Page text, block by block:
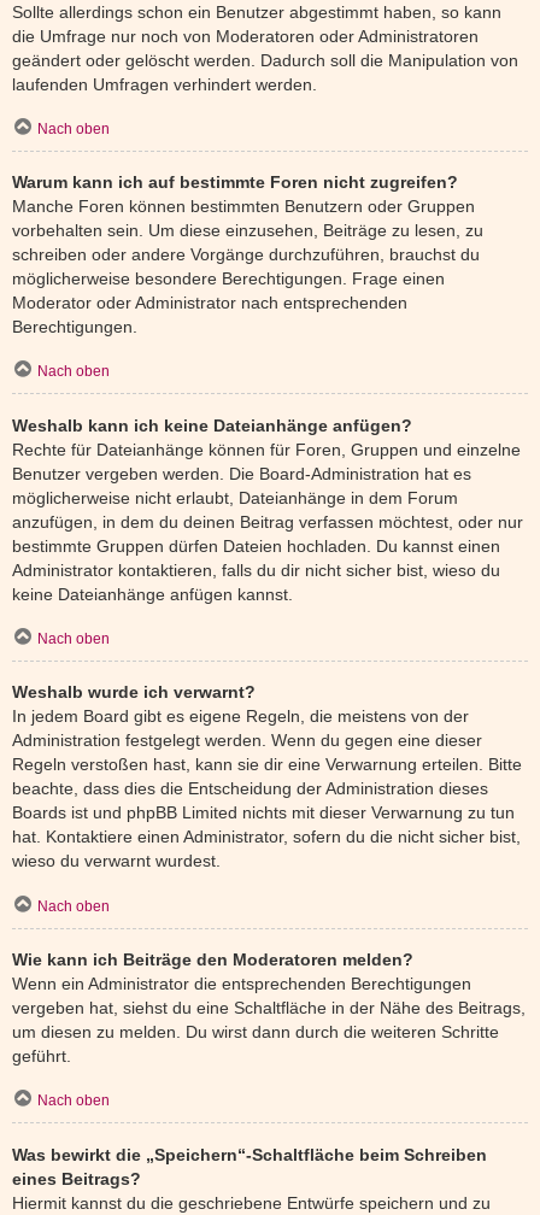
Sollte allerdings schon ein Benutzer abgestimmt haben, so kann
die Umfrage nur noch von Moderatoren oder Administratoren
geändert oder gelöscht werden. Dadurch soll die Manipulation von
laufenden Umfragen verhindert werden.
Nach oben
Warum kann ich auf bestimmte Foren nicht zugreifen?
Manche Foren können bestimmten Benutzern oder Gruppen
vorbehalten sein. Um diese einzusehen, Beiträge zu lesen, zu
schreiben oder andere Vorgänge durchzuführen, brauchst du
möglicherweise besondere Berechtigungen. Frage einen
Moderator oder Administrator nach entsprechenden
Berechtigungen.
Nach oben
Weshalb kann ich keine Dateianhänge anfügen?
Rechte für Dateianhänge können für Foren, Gruppen und einzelne
Benutzer vergeben werden. Die Board-Administration hat es
möglicherweise nicht erlaubt, Dateianhänge in dem Forum
anzufügen, in dem du deinen Beitrag verfassen möchtest, oder nur
bestimmte Gruppen dürfen Dateien hochladen. Du kannst einen
Administrator kontaktieren, falls du dir nicht sicher bist, wieso du
keine Dateianhänge anfügen kannst.
Nach oben
Weshalb wurde ich verwarnt?
In jedem Board gibt es eigene Regeln, die meistens von der
Administration festgelegt werden. Wenn du gegen eine dieser
Regeln verstoßen hast, kann sie dir eine Verwarnung erteilen. Bitte
beachte, dass dies die Entscheidung der Administration dieses
Boards ist und phpBB Limited nichts mit dieser Verwarnung zu tun
hat. Kontaktiere einen Administrator, sofern du die nicht sicher bist,
wieso du verwarnt wurdest.
Nach oben
Wie kann ich Beiträge den Moderatoren melden?
Wenn ein Administrator die entsprechenden Berechtigungen
vergeben hat, siehst du eine Schaltfläche in der Nähe des Beitrags,
um diesen zu melden. Du wirst dann durch die weiteren Schritte
geführt.
Nach oben
Was bewirkt die „Speichern“-Schaltfläche beim Schreiben
eines Beitrags?
Hiermit kannst du die geschriebene Entwürfe speichern und zu